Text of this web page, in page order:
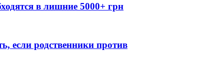
в лишние 5000+ грн
если родственники против